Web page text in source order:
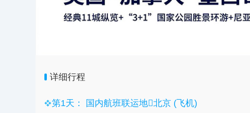
详细行程
第1天： 国内航班联运地北京 (飞机)